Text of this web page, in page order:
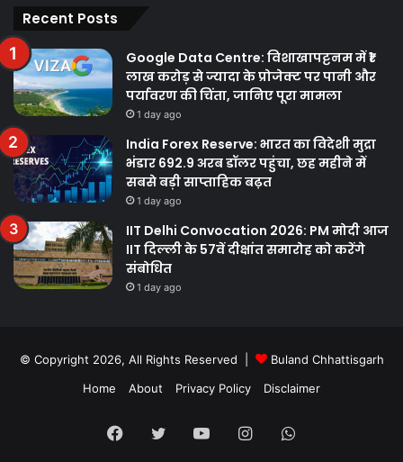
Recent Posts
Google Data Centre: विशाखापट्टनम में ₹1
लाख करोड़ से ज्यादा के प्रोजेक्ट पर पानी और
पर्यावरण की चिंता, जानिए पूरा मामला
1 day ago
India Forex Reserve: भारत का विदेशी मुद्रा
भंडार 692.9 अरब डॉलर पहुंचा, छह महीने में
सबसे बड़ी साप्ताहिक बढ़त
1 day ago
IIT Delhi Convocation 2026: PM मोदी आज
IIT दिल्ली के 57वें दीक्षांत समारोह को करेंगे
संबोधित
1 day ago
© Copyright 2026, All Rights Reserved |
Buland Chhattisgarh
Home
About Privacy Policy Disclaimer
Facebook
Twitter YouTubeInstagramWhatsApp